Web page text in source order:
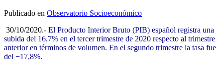
Publicado en Observatorio Socioeconómico
30/10/2020.- El Producto Interior Bruto (PIB) español registra una
subida del 16,7% en el tercer trimestre de 2020 respecto al trimestre
anterior en términos de volumen. En el segundo trimestre la tasa fue
del −17,8%.